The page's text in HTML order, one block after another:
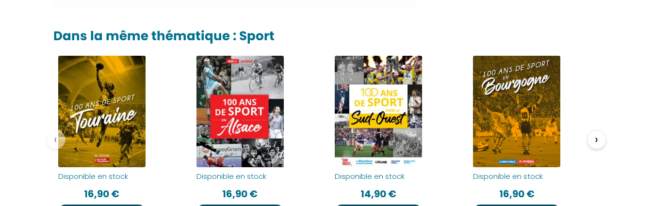
Dans la même thématique : Sport
Disponible en stock
16,90€
Disponible en stock
16,90€
Disponible en stock
14,90€
Disponible en stock
16,90€
‹ ›